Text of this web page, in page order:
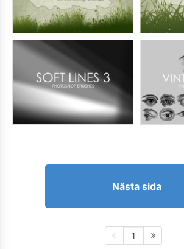
Nästa sida
1